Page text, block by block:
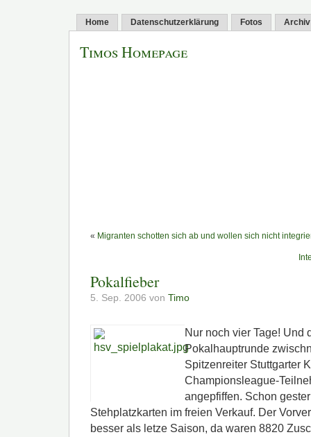
Home Datenschutzerklärung Fotos Archiv
Timos Homepage
« Migranten schotten sich ab und wollen sich nicht
Pokalfieber
5. Sep. 2006 von Timo
Nur noch vier Tage! Und
Pokalhauptrunde
Spitzenreiter Stuttgarter
Championsleague-
angepfiffen. Schon
Stehplatzkarten im freien Verkauf. Der
besser als letze Saison, da waren 8820